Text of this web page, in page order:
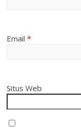
Email*
Situs Web